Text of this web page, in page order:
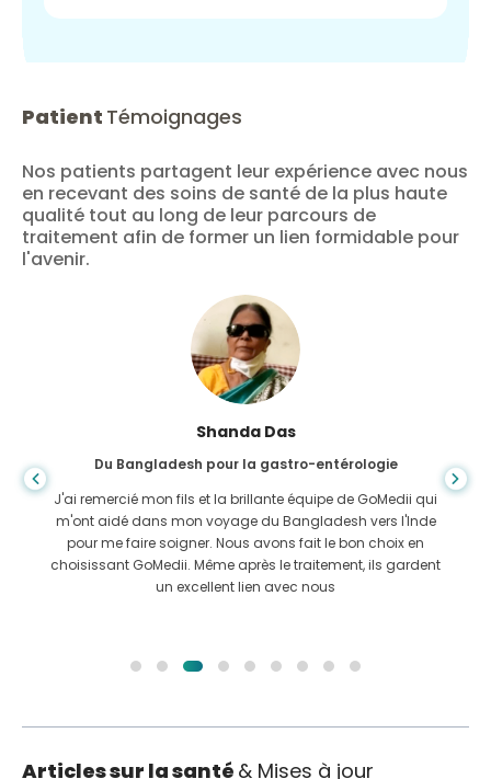
Patient Témoignages
Nos patients partagent leur expérience avec nous
en recevant des soins de santé de la plus haute
qualité tout au long de leur parcours de
traitement afin de former un lien formidable pour
l'avenir.
Shanda Das
Du Bangladesh pour la gastro-entérologie
J'ai remercié mon fils et la brillante équipe de GoMedii qui
m'ont aidé dans mon voyage du Bangladesh vers l'Inde
pour me faire soigner. Nous avons fait le bon choix en
choisissant GoMedii. Même après le traitement, ils gardent
un excellent lien avec nous
Articles sur la santé & Mises à jour